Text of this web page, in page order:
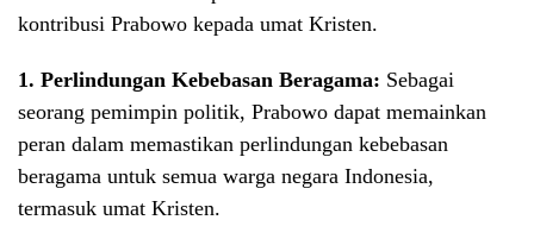
kontribusi Prabowo kepada umat Kristen.
1. Perlindungan Kebebasan Beragama: Sebagai
seorang pemimpin politik, Prabowo dapat memainkan
peran dalam memastikan perlindungan kebebasan
beragama untuk semua warga negara Indonesia,
termasuk umat Kristen.